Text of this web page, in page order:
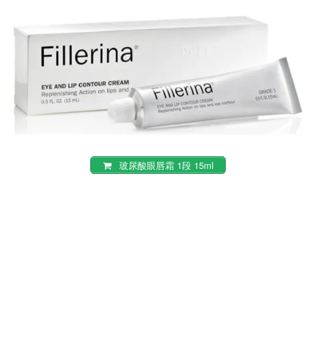
玻尿酸眼唇霜 1段 15ml